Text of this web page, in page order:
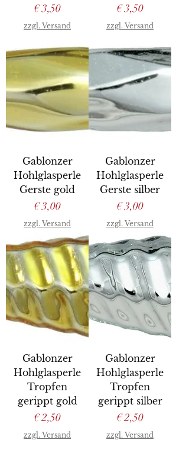
Preis
€ 3,50
zzgl. Versand
Preis
€ 3,50
zzgl. Versand
Gablonzer
Hohlglasperle
Gerste gold
Preis
€ 3,00
zzgl. Versand
Gablonzer
Hohlglasperle
Gerste silber
Preis
€ 3,00
zzgl. Versand
Gablonzer
Hohlglasperle
Tropfen
gerippt gold
Preis
€ 2,50
zzgl. Versand
Gablonzer
Hohlglasperle
Tropfen
gerippt silber
Preis
€ 2,50
zzgl. Versand